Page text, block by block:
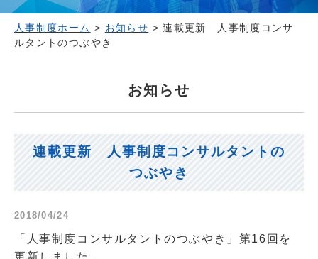
人事制度ホーム > お知らせ >連載更新 人事制度コンサ
ルタントのつぶやき
お知らせ
連載更新 人事制度コンサルタントの
つぶやき
2018/04/24
「人事制度コンサルタントのつぶやき」第16回を
更新しました。